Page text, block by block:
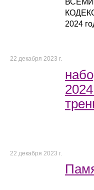
2024
22 декабря 2023 г.
22 декабря 2023 г.